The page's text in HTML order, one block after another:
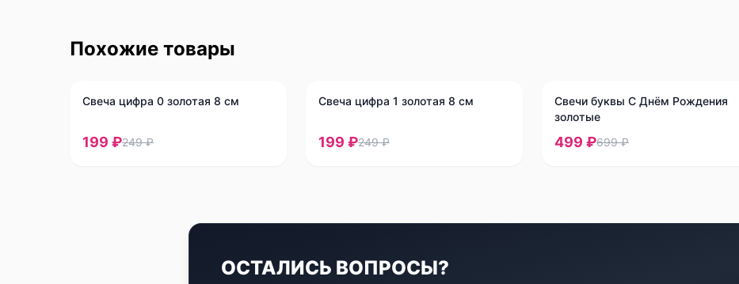
Похожие товары
-20%
Свеча цифра 0 золотая 8 см
199 ₽249 ₽
-20%
Свеча цифра 1 золотая 8 см
199 ₽249 ₽
-29%
Свечи буквы С Днём Рождения
золотые
499 ₽699 ₽
ОСТАЛИСЬ ВОПРОСЫ?